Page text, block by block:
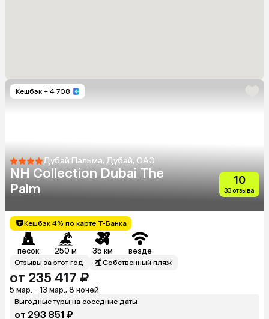
Кешбэк + 4 708
Дубай Пальма, Дубай, ОАЭ
NH Collection Dubai The
Palm
10
33 отзыва
Кешбэк 4% по карте Т-Банка
песок 250 м 35 км везде
Отзывы за этот год Собственный пляж
от 235 417 ₽
5 мар. - 13 мар., 8 ночей
Выгодные туры на соседние даты
от 293 851 ₽